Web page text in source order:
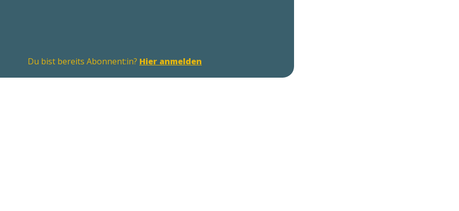
Du bist bereits Abonnent:in? Hier anmelden